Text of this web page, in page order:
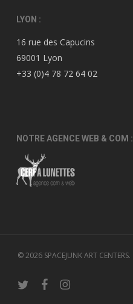
LYON :
16 rue des Capucins
69001 Lyon
+33 (0)4 78 72 64 02
NOTRE AGENCE WEB & COM :
© 2026 SPACEJUNK ART CENTERS.
twitter facebookinstagram